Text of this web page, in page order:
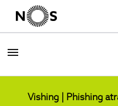
Vishing | Phishing